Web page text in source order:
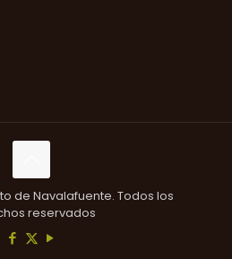
de Navalafuente. Todos los
reservados